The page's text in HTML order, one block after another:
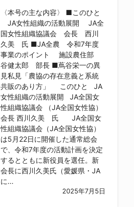
〈本号の主な内容〉 ■このひと
JA女性組織の活動展開 JA全
国女性組織協議会 会長 西川
久美 氏 ■JA全農 令和7年度
事業のポイント 施設農住部
谷健太郎 部長 ■蔦谷栄一の異
見私見「農協の存在意義と系統
共販のあり方」 このひと JA
女性組織の活動展開 JA全国女
性組織協議会 （JA全国女性協）
会長 西川久美 氏 JA全国女
性組織協議会（JA全国女性協）
は5月22日に開催した通常総会
で、令和7年度の活動計画を決定
するとともに新役員を選任。新
会長に西川久美氏（愛媛県・JA
に...
2025年7月5日